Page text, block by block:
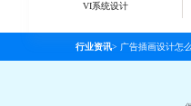
VI系统设计
行业资讯> 广告插画设计怎